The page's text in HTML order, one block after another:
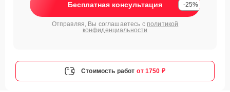
Бесплатная консультация -25%
Отправляя, Вы соглашаетесь с политикой
конфиденциальности
Стоимость работ от 1750 ₽